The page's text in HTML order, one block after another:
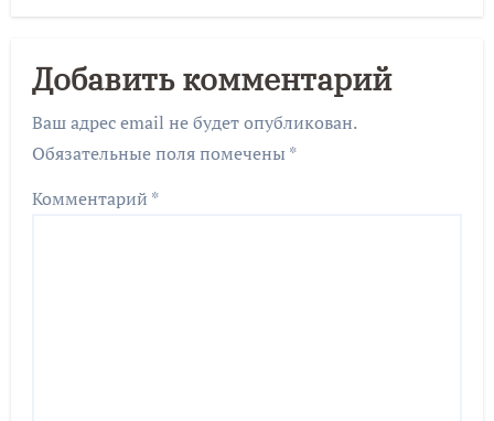
Добавить комментарий
Ваш адрес email не будет опубликован.
Обязательные поля помечены *
Комментарий *